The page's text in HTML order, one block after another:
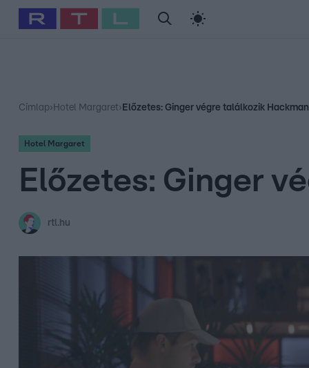
Babits Marcella Szellő István Most Wanted
Címlap› Hotel Margaret› Előzetes: Ginger végre találkozik
Hotel Margaret
Előzetes: Ginger
rtl.hu